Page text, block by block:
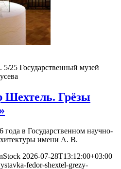
5/25 Государственный музей
Шехтель. Грёзы
в Государственном научно-
имени А. В.
2026-07-28T13:12:00+03:00
fedor-shextel-grezy-